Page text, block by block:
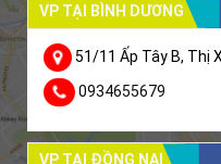
VP TẠI BÌNH DƯƠNG
51/11 Ấp Tây B, Thị
0934655679
VP TẠI ĐỒNG NAI